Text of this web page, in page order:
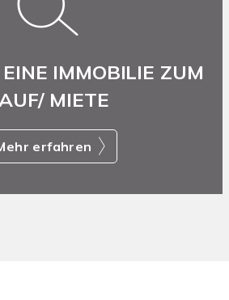
IMMOBILIE ZUM
MIETE
erfahren